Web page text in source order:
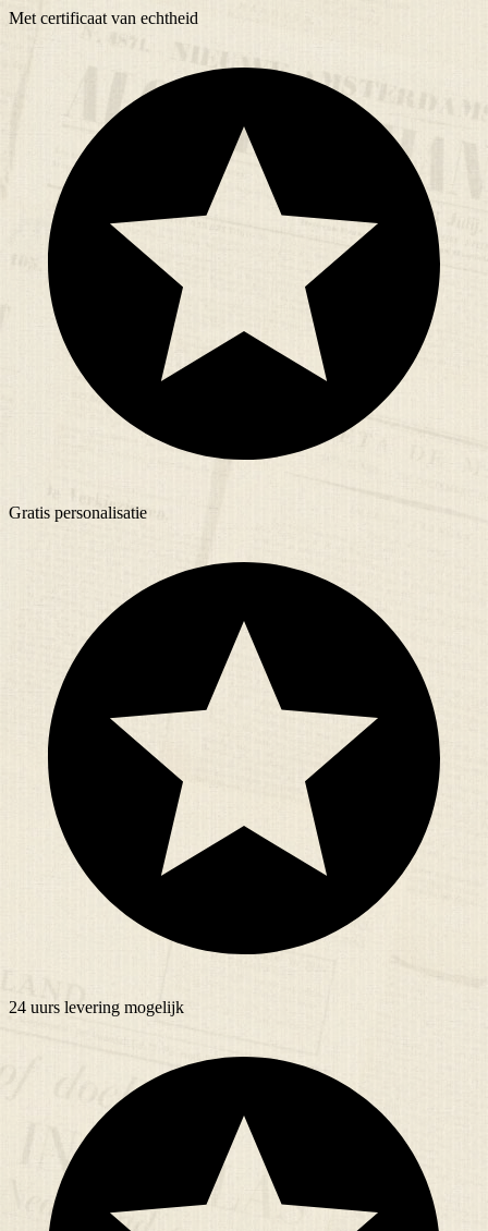
Met certificaat van echtheid
Gratis personalisatie
24 uurs levering mogelijk